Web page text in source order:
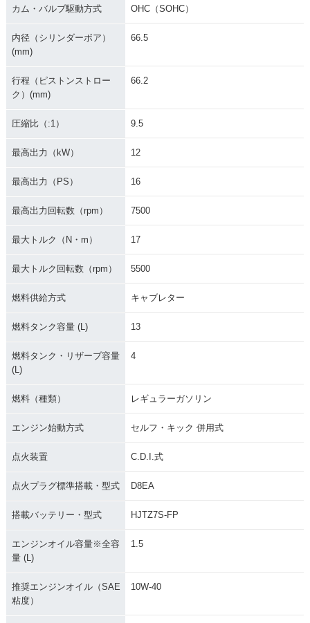
カム・バルブ駆動方式 OHC（SOHC）
内径（シリンダーボア）
(mm)
66.5
行程（ピストンストロー
ク）(mm)
66.2
圧縮比（:1） 9.5
最高出力（kW） 12
最高出力（PS） 16
最高出力回転数（rpm） 7500
最大トルク（N・m） 17
最大トルク回転数（rpm） 5500
燃料供給方式 キャブレター
燃料タンク容量 (L) 13
燃料タンク・リザーブ容量
(L)
4
燃料（種類） レギュラーガソリン
エンジン始動方式 セルフ・キック 併用式
点火装置 C.D.I.式
点火プラグ標準搭載・型式 D8EA
搭載バッテリー・型式 HJTZ7S-FP
エンジンオイル容量※全容
量 (L)
1.5
推奨エンジンオイル（SAE
粘度）
10W-40